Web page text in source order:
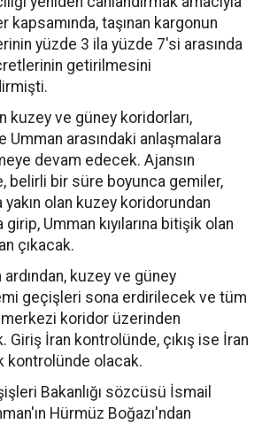
kapsamında, taşınan kargonun
yüzde 3 ila yüzde 7'si arasında
getirilmesini
kuzey ve güney koridorları,
Umman arasındaki anlaşmalara
devam edecek. Ajansın
belirli bir süre boyunca gemiler,
yakın olan kuzey koridorundan
Umman kıyılarına bitişik olan
çıkacak.
kuzey ve güney
geçişleri sona erdirilecek ve tüm
merkezi koridor üzerinden
İran kontrolünde, çıkış ise İran
kontrolünde olacak.
Bakanlığı sözcüsü İsmail
Hürmüz Boğazı'ndan